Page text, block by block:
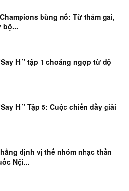
bùng nổ: Từ thảm gai,
bộ...
Hi” tập 1 choáng ngợp từ độ
Hi” Tập 5: Cuộc chiến đầy giải
định vị thế nhóm nhạc thần
Nội...